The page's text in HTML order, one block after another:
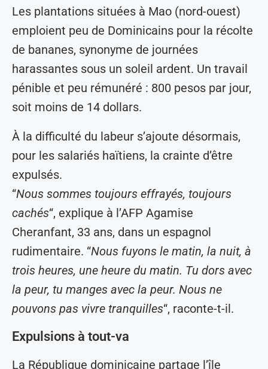
Les plantations situées à Mao (nord-ouest)
emploient peu de Dominicains pour la récolte
de bananes, synonyme de journées
harassantes sous un soleil ardent. Un travail
pénible et peu rémunéré : 800 pesos par jour,
soit moins de 14 dollars.
À la difficulté du labeur s’ajoute désormais,
pour les salariés haïtiens, la crainte d’être
expulsés.
“Nous sommes toujours effrayés, toujours
cachés“, explique à l’AFP Agamise
Cheranfant, 33 ans, dans un espagnol
rudimentaire. “Nous fuyons le matin, la nuit, à
trois heures, une heure du matin. Tu dors avec
la peur, tu manges avec la peur. Nous ne
pouvons pas vivre tranquilles“, raconte-t-il.
Expulsions à tout-va
La République dominicaine partage l’île